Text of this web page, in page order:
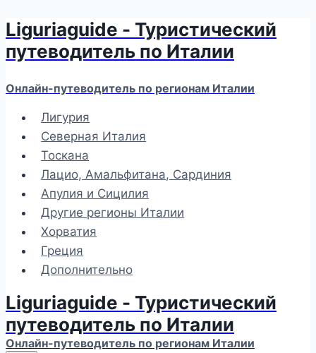
Перейти
к
содержимому
Liguriaguide - Туристический
путеводитель по Италии
Онлайн-путеводитель по регионам Италии
Лигурия
Северная Италия
Тоскана
Лацио, Амальфитана, Сардиния
Апулия и Сицилия
Другие регионы Италии
Хорватия
Греция
Дополнительно
Liguriaguide - Туристический
путеводитель по Италии
Онлайн-путеводитель по регионам Италии